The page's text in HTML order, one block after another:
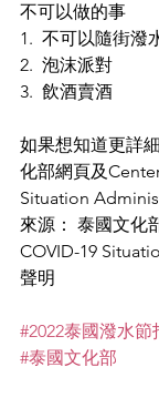
不可以做的事
1.  不可以隨街潑
2.  泡沫派對
3.  飲酒賣酒
如果想知道更詳
化部網頁及
Situation
來源： 泰國文化
COVID-19
聲明
#2022泰國潑水節
#泰國文化部